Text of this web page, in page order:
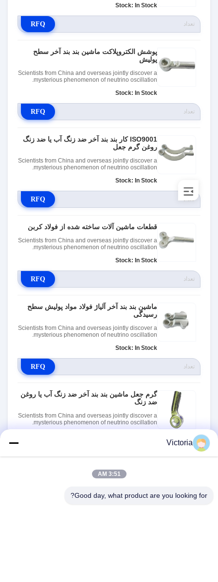
Stock: In Stock
RFQ
پوشش الکتروپلاکت ماشین بند بند آخر سطح
پولیش
Scientists from China and overseas jointly discover a
mysterious phenomenon of neutrino oscillation.
Stock: In Stock
RFQ
ISO9001 کار بند بند آخر ضد زنگ آب یا ضد زنگ
روغن گرم جعل
Scientists from China and overseas jointly discover a
mysterious phenomenon of neutrino oscillation.
Stock: In Stock
RFQ
قطعات ماشین آلات ساخته شده از فولاد کربن
Scientists from China and overseas jointly discover a
mysterious phenomenon of neutrino oscillation.
Stock: In Stock
RFQ
ماشین بند بند آخر آلیاژ فولاد مواد پولیش سطح
رسیدگی
Scientists from China and overseas jointly discover a
mysterious phenomenon of neutrino oscillation.
Stock: In Stock
RFQ
گرم جعل ماشین بند بند آخر ضد زنگ آب یا روغن
ضد زنگ
Scientists from China and overseas jointly discover a
mysterious phenomenon of neutrino oscillation.
Victoria
3:51 AM
Good day, what product are you looking for?